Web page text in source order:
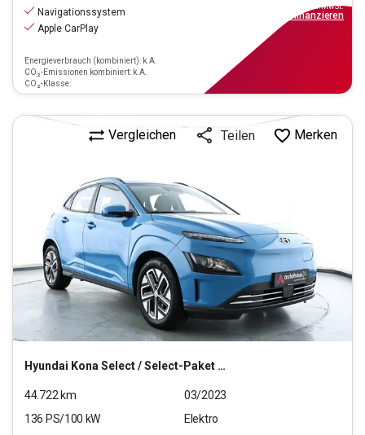
Navigationssystem
Apple CarPlay
Energieverbrauch (kombiniert): k.A.
CO₂-Emissionen kombiniert: k.A.
CO₂-Klasse:
inkl.MwSt.
finanzieren
Hyundai Kona Select / Select-Paket Elektro 2WD
Vergleichen Teilen Merken
44.722km
03/2023
136 PS/100 kW
Elektro